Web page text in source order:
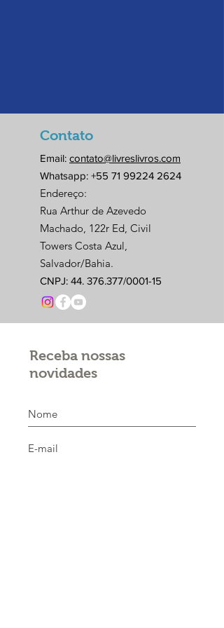
Contato
Email: contato@livreslivros.com
Whatsapp: +55 71 99224 2624
Endereço:
Rua Arthur de Azevedo
Machado, 122r Ed, Civil
Towers Costa Azul,
Salvador/Bahia.
CNPJ: 44. 376.377/0001-15
Receba nossas
novidades